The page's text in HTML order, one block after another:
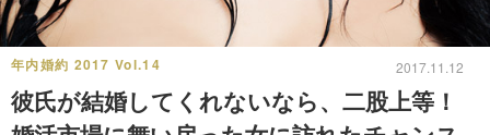
年内婚約 2017 Vol.14 2017.11.12
彼氏が結婚してくれないなら、二股上等！